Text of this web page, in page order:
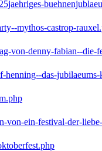
mythos-castrop-
von-denny-fabian--die-
henning--das-
von-ein-festival-der-